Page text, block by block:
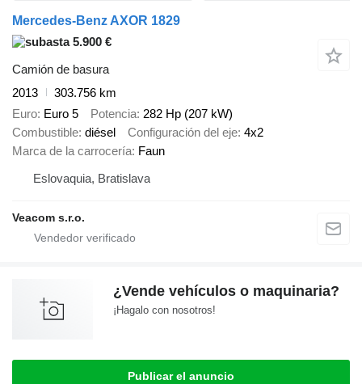
Mercedes-Benz AXOR 1829
5.900 €
Camión de basura
2013
303.756 km
Euro Euro 5 Potencia 282 Hp (207 kW)
Combustible diésel Configuración del eje 4x2
Marca de la carrocería Faun
Eslovaquia, Bratislava
Veacom s.r.o.
¿Vende vehículos o maquinaria?
¡Hagalo con nosotros!
Publicar el anuncio